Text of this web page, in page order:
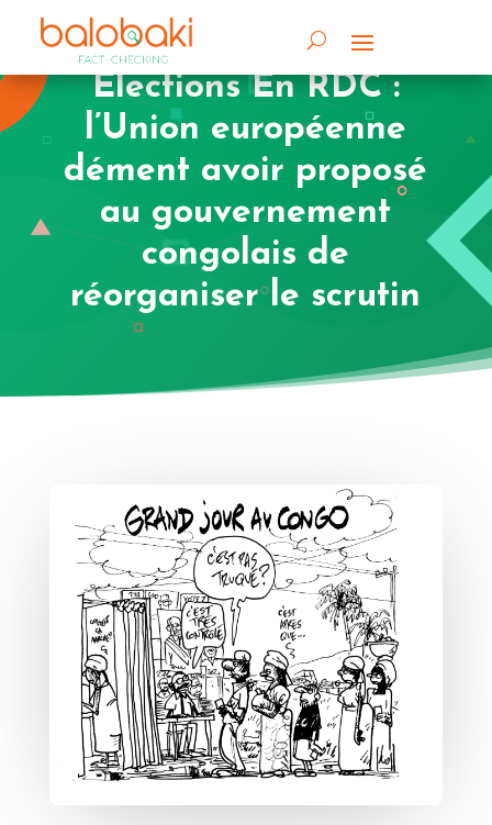
Élections En RDC :
l’Union européenne
dément avoir proposé
au gouvernement
congolais de
réorganiser le scrutin